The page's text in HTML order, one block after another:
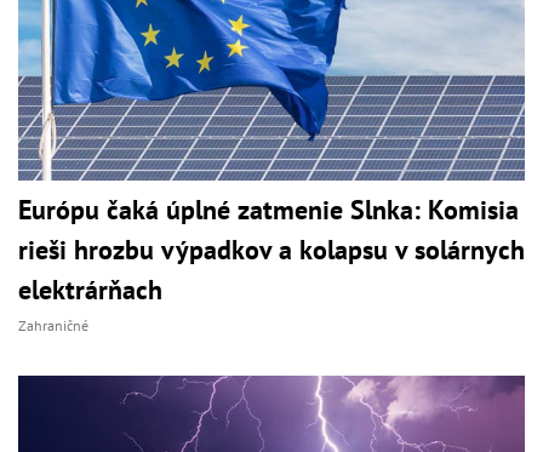
Európu čaká úplné zatmenie Slnka: Komisia
rieši hrozbu výpadkov a kolapsu v solárnych
elektrárňach
Zahraničné